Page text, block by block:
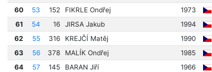
60
53 152 FIKRLE Ondřej 1973
61
54 16 JIRSA Jakub 1994
62
55 316 KREJČÍ Matěj 1990
63
56 378 MALÍK Ondřej 1985
64
57 145 BARAN Jiří 1966